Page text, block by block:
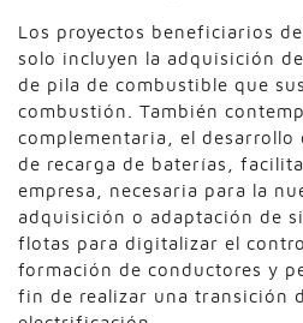
Los proyectos beneficiarios del
solo incluyen la adquisición
de pila de combustible que
combustión. También
complementaria, el
de recarga de baterías,
empresa, necesaria para la
adquisición o adaptación de
flotas para digitalizar el
formación de conductores y
fin de realizar una transición